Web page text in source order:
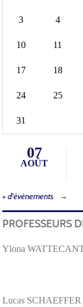
3 4
10 11
17 18
24 25
31
07
AOÛT
+ d'évènements
PROFESSEURS
Ylona WATTECANT
Lucas SCHAEFFER